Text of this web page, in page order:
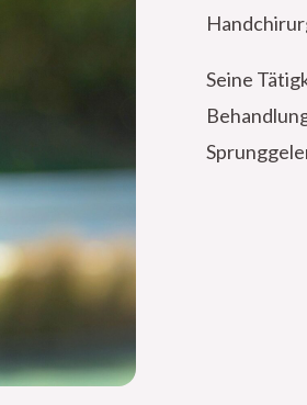
Seine